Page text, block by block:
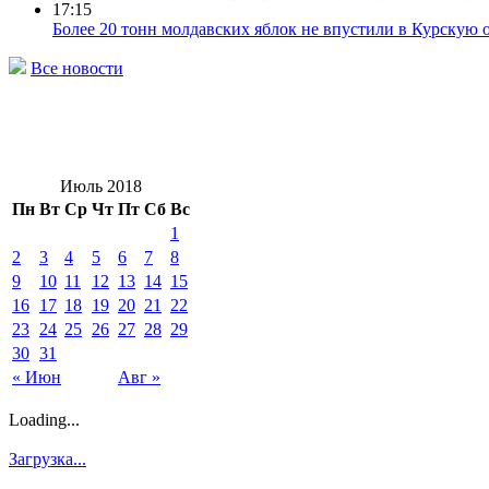
17:15
Более 20 тонн молдавских яблок не впустили в Курскую
Все новости
Июль 2018
Пн Вт Ср Чт Пт Сб Вс
« Июн Авг »
1
2
3 4 5 6 7
8
9
10 11 12 13 14 15
16 17 18 19 20 21
22
23 24 25 26 27 28 29
30 31
Loading...
Загрузка...